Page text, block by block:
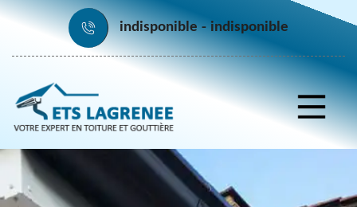
indisponible indisponible